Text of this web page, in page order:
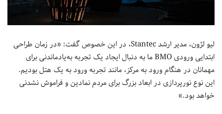
لیو لژون، مدیر ارشد Stantec، در این خصوص گفت: «در زمان طراحی
ابتدایی ورودی BMO ما به دنبال ایجاد یک تجربه به‌یادماندنی برای
مهمانان در هنگام ورود به مرکز، مانند تجربه ورود به یک هتل بودیم.
این نوع نورپردازی در ابعاد بزرگ برای مردم نمادین و فراموش نشدنی
خواهد بود.»